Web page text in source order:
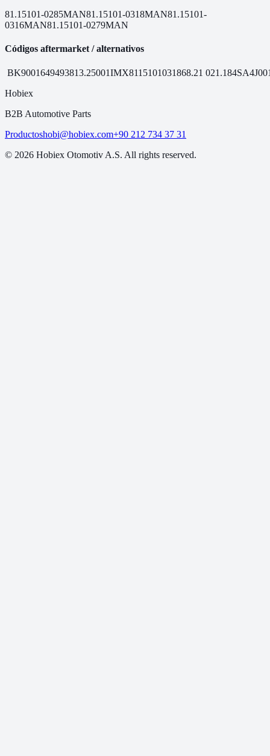
81.15101-0285MAN81.15101-0318MAN81.15101-
0316MAN81.15101-0279MAN
Códigos aftermarket / alternativos
BK9001649493813.25001IMX8115101031868.21 021.184
Hobiex
B2B Automotive Parts
Productoshobi@hobiex.com+90 212 734 37 31
© 2026 Hobiex Otomotiv A.S. All rights reserved.